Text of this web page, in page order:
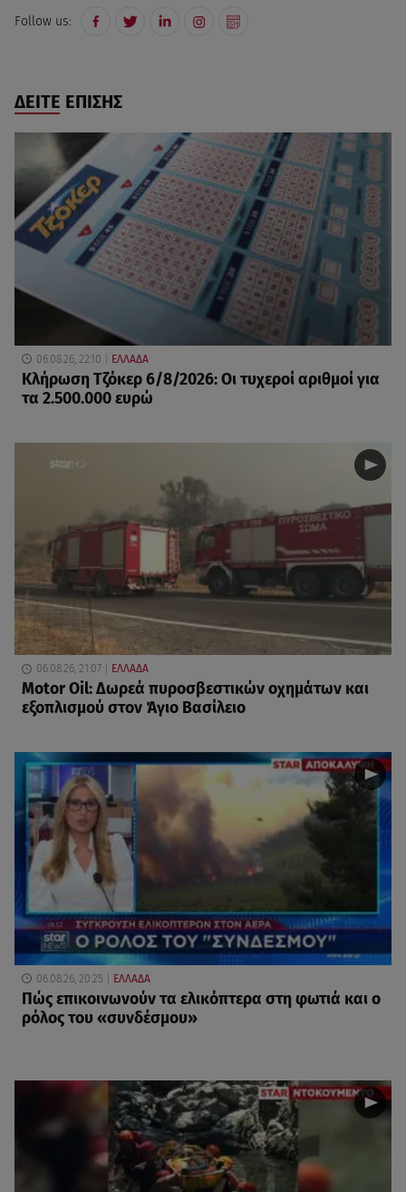
Follow us:
ΔΕΙΤΕ ΕΠΙΣΗΣ
06.08.26, 22:10 ΕΛΛΑΔΑ
Κλήρωση Τζόκερ 6/8/2026: Οι τυχεροί αριθμοί για
τα 2.500.000 ευρώ
06.08.26, 21:07 ΕΛΛΑΔΑ
Motor Oil: Δωρεά πυροσβεστικών οχημάτων και
εξοπλισμού στον Άγιο Βασίλειο
06.08.26, 20:25 ΕΛΛΑΔΑ
Πώς επικοινωνούν τα ελικόπτερα στη φωτιά και ο
ρόλος του «συνδέσμου»